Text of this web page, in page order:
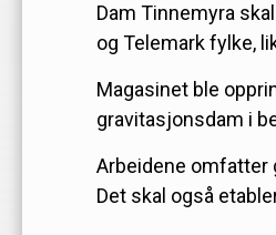
Dam Tinnemyra
og Telemark fylke,
Magasinet ble
gravitasjonsdam i
Arbeidene omfatter
Det skal også